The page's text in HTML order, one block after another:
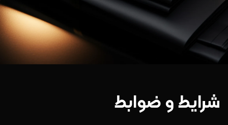
شرایط و ضوابط